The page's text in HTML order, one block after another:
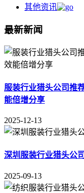
其他资讯
最新新闻
服装行业猎头公司推
能倍增分享
2025-12-13
深圳服装行业猎头公司
2025-09-13